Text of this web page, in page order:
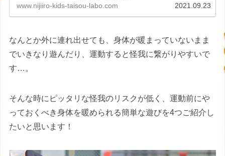
www.nijiiro-kids-taisou-labo.com 2021.09.23
なんとか外に連れ出せても、身体が暖まっていないまま
でいきなり遊んだり、運動すると怪我に繋がりやすいで
す…。
そんな時にピッタリな怪我のリスクが低く、運動前にや
っておくべき身体を暖められる簡単な遊びを4つご紹介し
たいと思います！